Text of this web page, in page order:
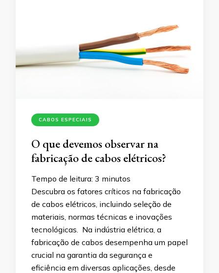
CABOS ESPECIAIS
O que devemos observar na
fabricação de cabos elétricos?
Tempo de leitura: 3 minutos
Descubra os fatores críticos na fabricação
de cabos elétricos, incluindo seleção de
materiais, normas técnicas e inovações
tecnológicas. Na indústria elétrica, a
fabricação de cabos desempenha um papel
crucial na garantia da segurança e
eficiência em diversas aplicações, desde